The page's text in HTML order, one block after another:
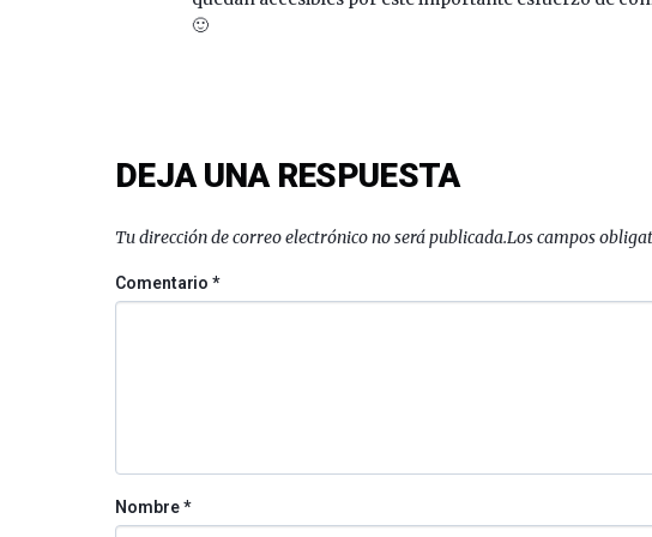
🙂
DEJA UNA RESPUESTA
Tu dirección de correo electrónico no será publicada.Los campos
Comentario*
Nombre*